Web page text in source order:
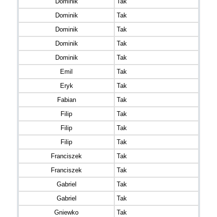
Dominik
Tak
Dominik
Tak
Dominik
Tak
Dominik
Tak
Emil
Tak
Eryk
Tak
Fabian
Tak
Filip
Tak
Filip
Tak
Filip
Tak
Franciszek
Tak
Franciszek
Tak
Gabriel
Tak
Gabriel
Tak
Gniewko
Tak